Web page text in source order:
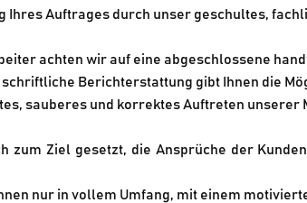
Ihres Auftrages durch unser geschultes,
achten wir auf eine abgeschlossene
Berichterstattung gibt Ihnen die
sauberes und korrektes Auftreten unserer
zum Ziel gesetzt, die Ansprüche der
nur in vollem Umfang, mit einem